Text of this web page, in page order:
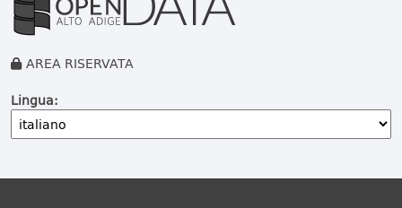
AREA RISERVATA
Lingua